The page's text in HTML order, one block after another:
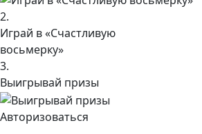
2.
Играй в «Счастливую
восьмерку»
3.
Выигрывай призы
Авторизоваться